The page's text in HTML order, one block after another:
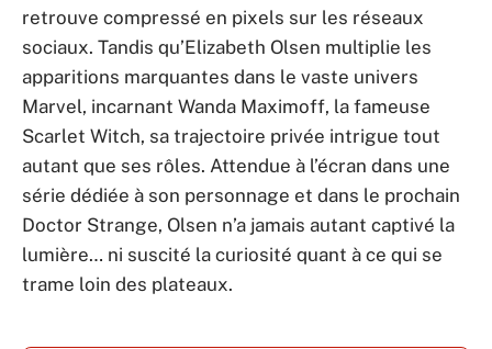
retrouve compressé en pixels sur les réseaux
sociaux. Tandis qu’Elizabeth Olsen multiplie les
apparitions marquantes dans le vaste univers
Marvel, incarnant Wanda Maximoff, la fameuse
Scarlet Witch, sa trajectoire privée intrigue tout
autant que ses rôles. Attendue à l’écran dans une
série dédiée à son personnage et dans le prochain
Doctor Strange, Olsen n’a jamais autant captivé la
lumière… ni suscité la curiosité quant à ce qui se
trame loin des plateaux.